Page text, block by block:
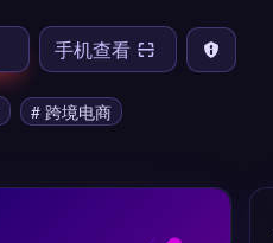
手机查看
# 跨境电商